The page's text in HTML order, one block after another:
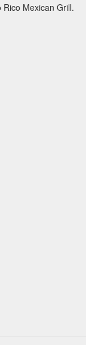
Rico Mexican Grill.